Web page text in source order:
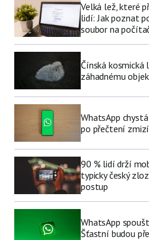
Velká lež, které
lidí: Jak poznat
soubor na
Čínská
záhadnému
WhatsApp
po přečtení
90 % lidí drží
typicky český
postup
WhatsApp
Šťastní budou